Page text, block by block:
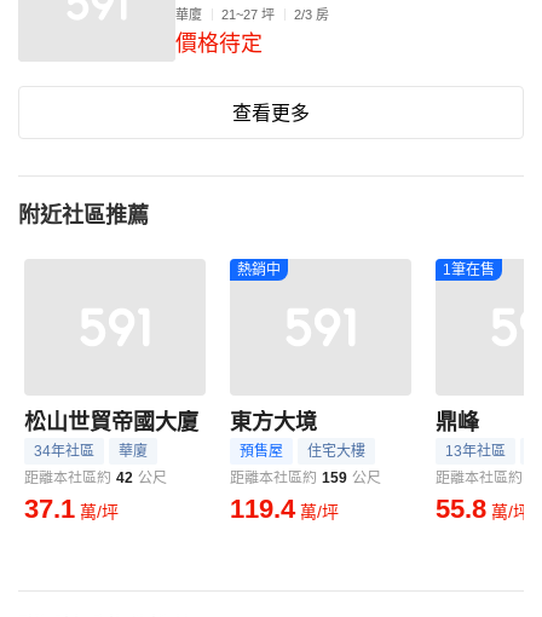
華廈
21~27 坪 2/3 房
價格待定
查看更多
附近社區推薦
松山世貿帝國大廈
34年社區
華廈
距離本社區約 42 公尺
37.1 萬/坪
熱銷中
東方大境
預售屋
住宅大樓
距離本社區約 159 公尺
119.4 萬/坪
1筆在售
鼎峰
13年社區
距離本社區約
55.8 萬/坪